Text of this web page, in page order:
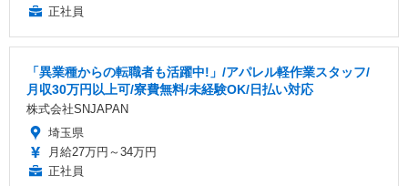
正社員
「異業種からの転職者も活躍中!」/アパレル軽作業スタッフ/
月収30万円以上可/寮費無料/未経験OK/日払い対応
株式会社SNJAPAN
埼玉県
月給27万円～34万円
正社員